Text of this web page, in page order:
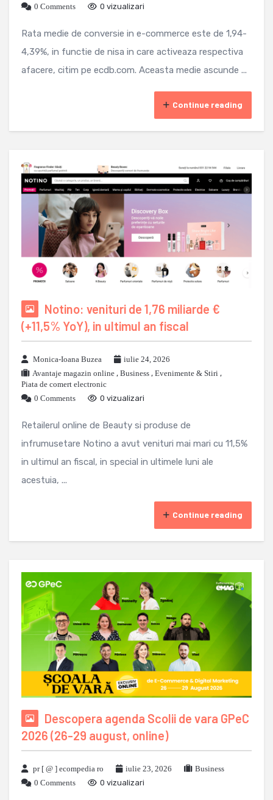
0 Comments
0 vizualizari
Rata medie de conversie in e-commerce este de 1,94-
4,39%, in functie de nisa in care activeaza respectiva
afacere, citim pe ecdb.com. Aceasta medie ascunde ...
Continue reading
Notino: venituri de 1,76 miliarde €
(+11,5% YoY), in ultimul an fiscal
Monica-Ioana Buzea
iulie 24, 2026
Avantaje magazin online , Business , Evenimente & Stiri ,
Piata de comert electronic
0 Comments
0 vizualizari
Retailerul online de Beauty si produse de
infrumusetare Notino a avut venituri mai mari cu 11,5%
in ultimul an fiscal, in special in ultimele luni ale
acestuia, ...
Continue reading
Descopera agenda Scolii de vara GPeC
2026 (26-29 august, online)
pr [ @ ] ecompedia ro iulie 23, 2026
Business
0 Comments
0 vizualizari